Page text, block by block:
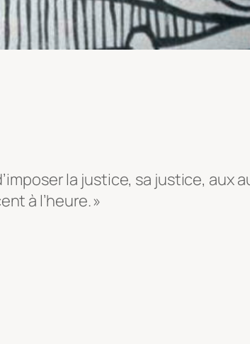
la justice, sa justice, aux
à l’heure. »